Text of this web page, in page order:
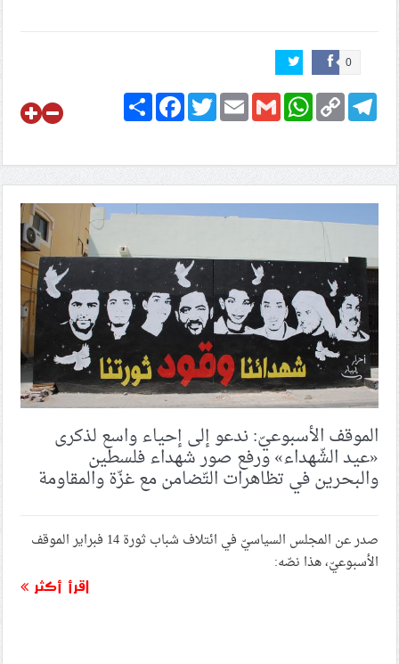
0
ShareFacebookTwitterEmailGmail
WhatsApp Copy
Link
Telegram
الموقف الأسبوعيّ: ندعو إلى إحياء واسع لذكرى
«عيد الشّهداء» ورفع صور شهداء فلسطين
والبحرين في تظاهرات التّضامن مع غزّة والمقاومة
صدر عن المجلس السياسيّ في ائتلاف شباب ثورة 14 فبراير الموقف
الأسبوعيّ، هذا نصّه:
اقرأ أكثر